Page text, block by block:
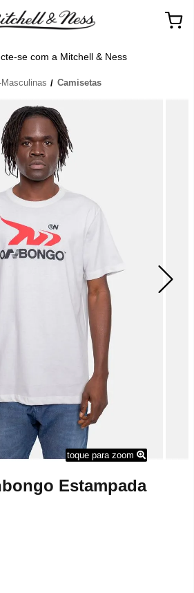
se com a Mitchell & Ness
Masculinas Camisetas
toque para zoom
Estampada